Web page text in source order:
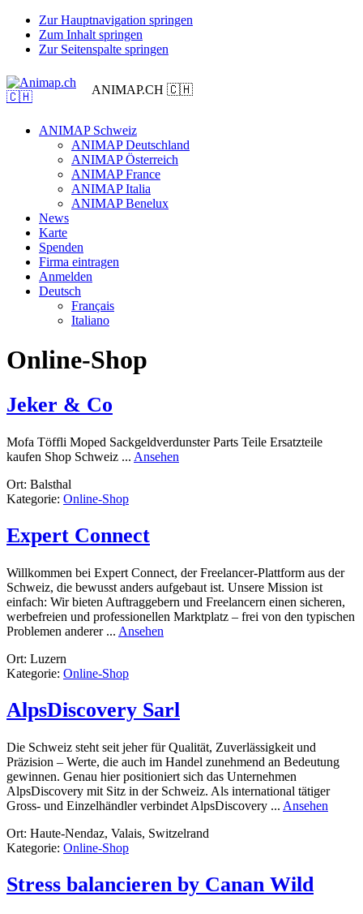
Zur Hauptnavigation springen
Zum Inhalt springen
Zur Seitenspalte springen
ANIMAP.CH 🇨🇭
ANIMAP Schweiz
ANIMAP Deutschland
ANIMAP Österreich
ANIMAP France
ANIMAP Italia
ANIMAP Benelux
News
Karte
Spenden
Firma eintragen
Anmelden
Deutsch
Français
Italiano
Online-Shop
Jeker & Co
Mofa Töffli Moped Sackgeldverdunster Parts Teile Ersatzteile
kaufen Shop Schweiz ... Ansehen
Ort: Balsthal
Kategorie: Online-Shop
Expert Connect
Willkommen bei Expert Connect, der Freelancer-Plattform aus der
Schweiz, die bewusst anders aufgebaut ist. Unsere Mission ist
einfach: Wir bieten Auftraggebern und Freelancern einen sicheren,
werbefreien und professionellen Marktplatz – frei von den typischen
Problemen anderer ... Ansehen
Ort: Luzern
Kategorie: Online-Shop
AlpsDiscovery Sarl
Die Schweiz steht seit jeher für Qualität, Zuverlässigkeit und
Präzision – Werte, die auch im Handel zunehmend an Bedeutung
gewinnen. Genau hier positioniert sich das Unternehmen
AlpsDiscovery mit Sitz in der Schweiz. Als international tätiger
Gross- und Einzelhändler verbindet AlpsDiscovery ... Ansehen
Ort: Haute-Nendaz, Valais, Switzelrand
Kategorie: Online-Shop
Stress balancieren by Canan Wild